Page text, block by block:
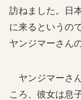
訪ねました。日
に来るというの
ヤンジマーさん
ヤンジマーさ
ころ、彼女は息